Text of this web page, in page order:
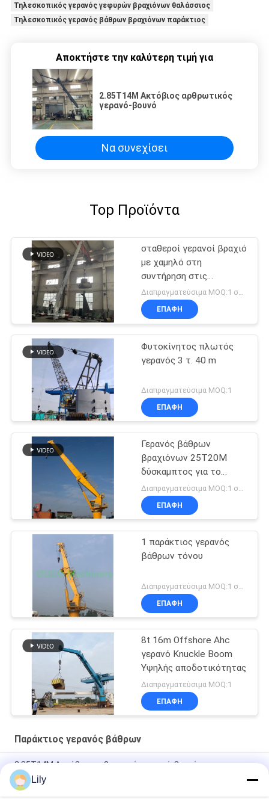
Τηλεσκοπικός γερανός γεφυρών βραχιόνων θαλάσσιος
Τηλεσκοπικός γερανός βάθρων βραχιόνων παράκτιος
Αποκτήστε την καλύτερη τιμή για
2.85T14M Ακτόβιος αρθρωτικός
γερανό-βουνό
Να συνεχίσει
Top Προϊόντα
σταθεροί γερανοί βραχιόνων
με χαμηλό στη
συντήρηση στις
παράκτιες πλατφόρμες αέρα
Διαπραγματεύσιμα MOQ:1 σύνολο
ΕΠΑΦΉ
Φυτοκίνητος πλωτός
γερανός 3 τ. 40 m
Διαπραγματεύσιμα MOQ:1
ΕΠΑΦΉ
Γερανός βάθρων
βραχιόνων 25T20M
δύσκαμπτος για το
πλοίο στο κατάστρωμα
ή τα παράκτια αγαθά
cargos
Διαπραγματεύσιμα MOQ:1 σύνολο
ΕΠΑΦΉ
1 παράκτιος γερανός
βάθρων τόνου
ΕΠΑΦΉ
8t 16m Offshore Ahc
γερανό Knuckle Boom
Υψηλής αποδοτικότητας
Διαπραγματεύσιμα MOQ:1
ΕΠΑΦΉ
Παράκτιος γερανός βάθρων
2.85T14M Ακτόβιος αρθρωτικός γερανό-βουνό
9 τόνων 16,3 μ. Κρέα πλοίου για αποτελεσματική μεταφορά
Lily